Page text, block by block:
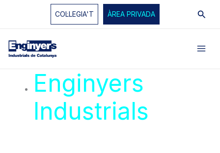
COL·LEGIA'T ÀREA PRIVADA
Enginyers
Industrials